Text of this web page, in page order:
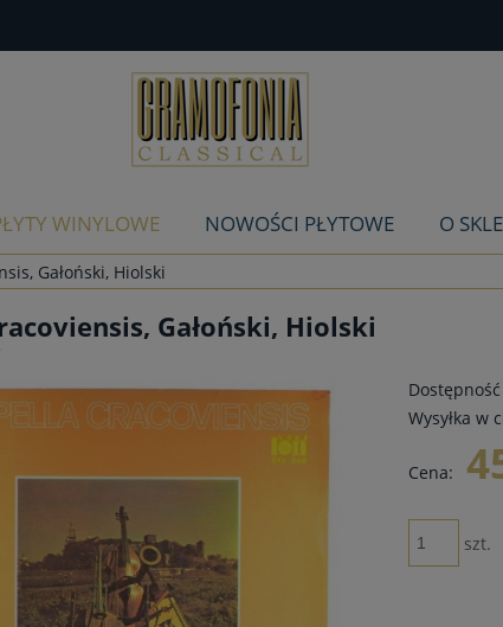
WINYLOWE NOWOŚCI PŁYTOWE O
Gałoński, Hiolski
Gałoński, Hiolski
Dostępność
Wysyłka w
Cena:
szt.